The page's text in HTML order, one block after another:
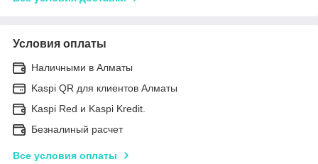
Условия оплаты
Наличными в Алматы
Kaspi QR для клиентов Алматы
Kaspi Red и Kaspi Kredit.
Безналиный расчет
Все условия оплаты